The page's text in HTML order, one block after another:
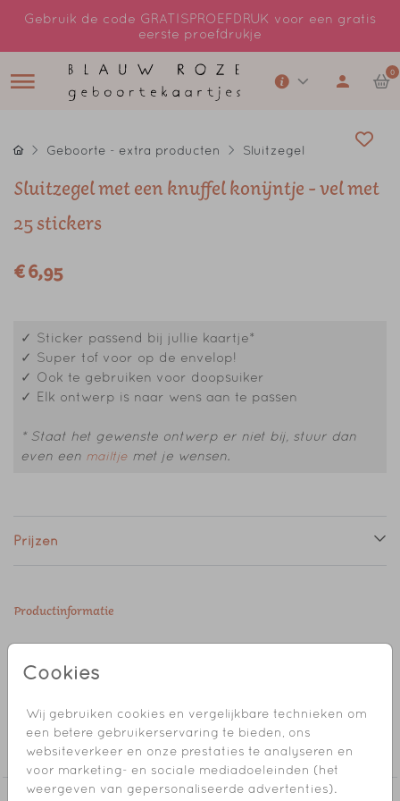
Gebruik de code GRATISPROEFDRUK voor een gratis
eerste proefdrukje
0
Cookies
Wij gebruiken cookies en vergelijkbare technieken om
een betere gebruikerservaring te bieden, ons
websiteverkeer en onze prestaties te analyseren en
voor marketing- en sociale mediadoeleinden (het
weergeven van gepersonaliseerde advertenties).
Geboorte - extra producten Sluitzegel
Sluitzegel met een knuffel konijntje - vel met
25 stickers
€ 6,95
✓ Sticker passend bij jullie kaartje*
✓ Super tof voor op de envelop!
✓ Ook te gebruiken voor doopsuiker
✓ Elk ontwerp is naar wens aan te passen
* Staat het gewenste ontwerp er niet bij, stuur dan
even een mailtje met je wensen.
Prijzen
Productinformatie
Sluitzegel met een knuffel konijntje.
Collectie
Sluitzegel